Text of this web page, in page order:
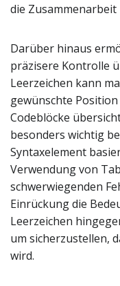
die Zusammenarbeit
Darüber hinaus
präzisere Kontrolle
Leerzeichen kann
gewünschte
Codeblöcke
besonders wichtig
Syntaxelement
Verwendung von
schwerwiegenden
Einrückung die
Leerzeichen
um sicherzustellen,
wird.